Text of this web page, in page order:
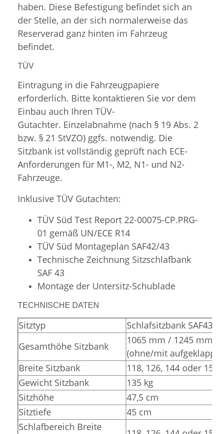
haben. Diese Befestigung befindet sich an
der Stelle, an der sich normalerweise das
Reserverad ganz hinten im Fahrzeug
befindet.
TÜV
Eintragung in die Fahrzeugpapiere
erforderlich. Bitte kontaktieren Sie vor dem
Einbau auch Ihren TÜV-
Gutachter. Einzelabnahme (nach § 19 Abs. 2
bzw. § 21 StVZO) ggfs. notwendig. Die
Sitzbank ist vollständig geprüft nach ECE-
Anforderungen für M1-, M2, N1- und N2-
Fahrzeuge.
Inklusive TÜV Gutachten:
TÜV Süd Test Report 22-00075-CP.PRG-
01 gemäß UN/ECE R14
TÜV Süd Montageplan SAF42/43
Technische Zeichnung Sitzschlafbank
SAF 43
Montage der Untersitz-Schublade
TECHNISCHE DATEN
Sitztyp
Schlafsitzbank SAF43
Gesamthöhe Sitzbank
1065 mm / 1245 mm
(ohne/mit
Breite Sitzbank
118, 126, 144 oder
Gewicht Sitzbank
135 kg
Sitzhöhe
47,5 cm
Sitztiefe
45 cm
Schlafbereich Breite